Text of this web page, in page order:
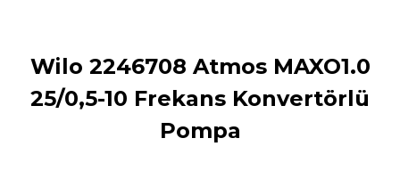
Wilo 2246708 Atmos MAXO1.0
25/0,5-10 Frekans Konvertörlü
Pompa